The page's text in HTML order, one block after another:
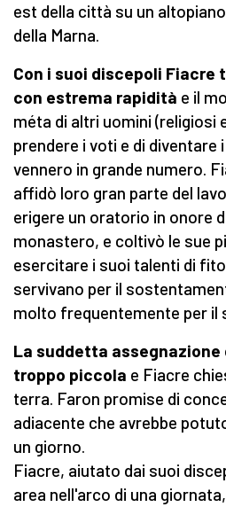
est della città su un
della Marna.
Con i suoi discepoli Fiacre
con estrema rapidità e il
méta di altri uomini (religiosi
prendere i voti e di diventare
vennero in grande numero.
affidò loro gran parte del
erigere un oratorio in onore
monastero, e coltivò le sue
esercitare i suoi talenti di
servivano per il
molto frequentemente per il
La suddetta assegnazione
troppo piccola e Fiacre
terra. Faron promise di
adiacente che avrebbe
un giorno.
Fiacre, aiutato dai suoi
area nell'arco di una